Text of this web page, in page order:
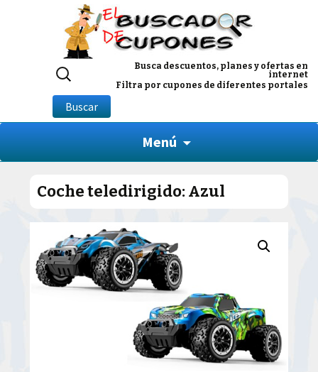
Busca descuentos, planes y ofertas en
internet
Filtra por cupones de diferentes portales
Buscar
por:
Buscar
Menú
Coche teledirigido: Azul